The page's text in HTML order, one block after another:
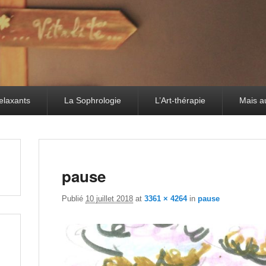
La Sophrologie L’Art-thérapie Mais
pause
Publié 10 juillet 2018 at 3361 × 4264in pause